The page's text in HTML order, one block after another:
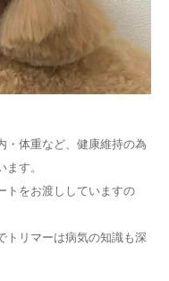
・体重など、健康維持の為
す。
トをお渡ししていますの
トリマーは病気の知識も深